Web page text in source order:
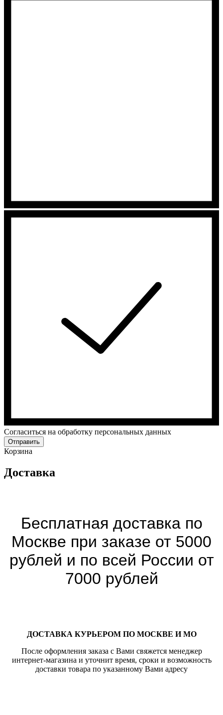
Cогласиться на обработку персональных данных
Отправить
Корзина
Доставка
Бесплатная доставка по
Москве при заказе от 5000
рублей и по всей России от
7000 рублей
ДОСТАВКА КУРЬЕРОМ ПО МОСКВЕ И МО
После оформления заказа с Вами свяжется менеджер
интернет-магазина и уточнит время, сроки и возможность
доставки товара по указанному Вами адресу